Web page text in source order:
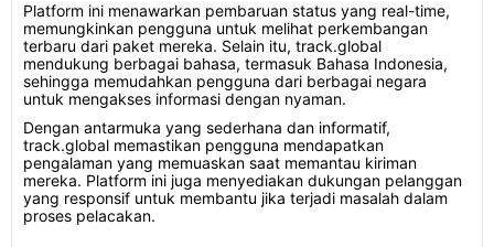
Platform ini menawarkan pembaruan status yang real-time,
memungkinkan pengguna untuk melihat perkembangan
terbaru dari paket mereka. Selain itu, track.global
mendukung berbagai bahasa, termasuk Bahasa Indonesia,
sehingga memudahkan pengguna dari berbagai negara
untuk mengakses informasi dengan nyaman.
Dengan antarmuka yang sederhana dan informatif,
track.global memastikan pengguna mendapatkan
pengalaman yang memuaskan saat memantau kiriman
mereka. Platform ini juga menyediakan dukungan pelanggan
yang responsif untuk membantu jika terjadi masalah dalam
proses pelacakan.